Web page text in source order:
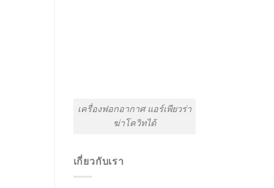
เครื่องฟอกอากาศ แอร์เพียวร่า
ฆ่าโควิทได้
เกี่ยวกับเรา